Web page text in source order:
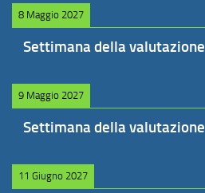
8 Maggio 2027
Settimana della valutazione
9 Maggio 2027
Settimana della valutazione
11 Giugno 2027